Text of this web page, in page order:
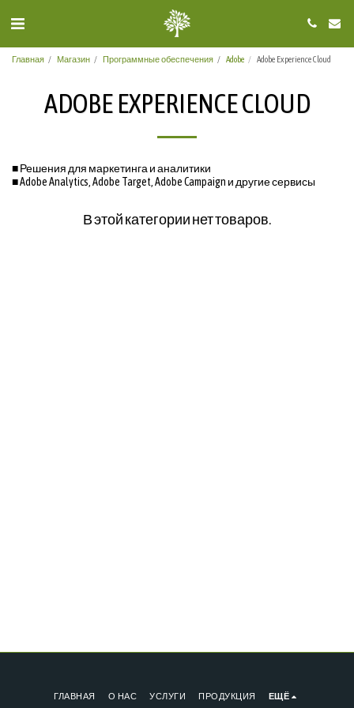
Главная Магазин Программные обеспечения Adobe Adobe Experience Cloud
ADOBE EXPERIENCE CLOUD
■ Решения для маркетинга и аналитики
■ Adobe Analytics, Adobe Target, Adobe Campaign и другие сервисы
В этой категории нет товаров.
ГЛАВНАЯ О НАС УСЛУГИ ПРОДУКЦИЯ ЕЩЁ